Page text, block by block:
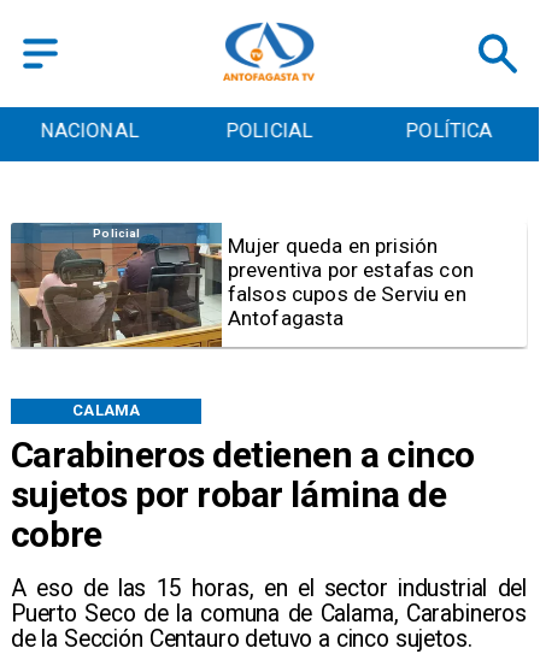
POLICIAL POLÍTICA CULTURA
Carabineros detienen a cinco
sujetos por robar lámina de
cobre
A eso de las 15 horas, en el sector industrial del
Puerto Seco de la comuna de Calama, Carabineros
de la Sección Centauro detuvo a cinco sujetos.
CALAMA
Videos
Video | Choferes del
TransAntofagasta piden
sistema mixto de pago